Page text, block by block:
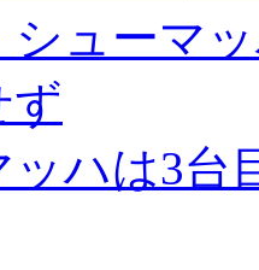
シューマ
ず
ッハは3台